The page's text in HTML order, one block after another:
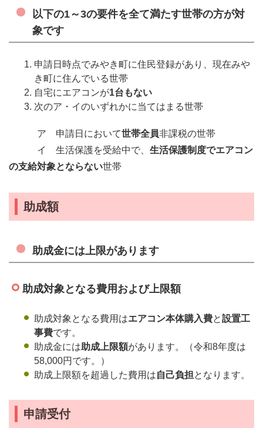
以下の1～3の要件を全て満たす世帯の方が対
象です
申請日時点でみやき町に住民登録があり、現在みや
き町に住んでいる世帯
自宅にエアコンが1台もない
次のア・イのいずれかに当てはまる世帯
ア 申請日において世帯全員非課税の世帯
イ 生活保護を受給中で、 生活保護制度でエアコン
の支給対象とならない世帯
助成額
助成金には上限があります
助成対象となる費用および上限額
助成対象となる費用はエアコン本体購入費と設置工
事費です。
助成金には助成上限額があります。（令和8年度は
58,000円です。）
助成上限額を超過した費用は自己負担となります。
申請受付